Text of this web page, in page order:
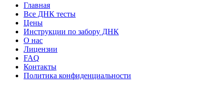
Главная
Все ДНК тесты
Цены
Инструкции по забору ДНК
О нас
Лицензии
FAQ
Контакты
Политика конфиденциальности